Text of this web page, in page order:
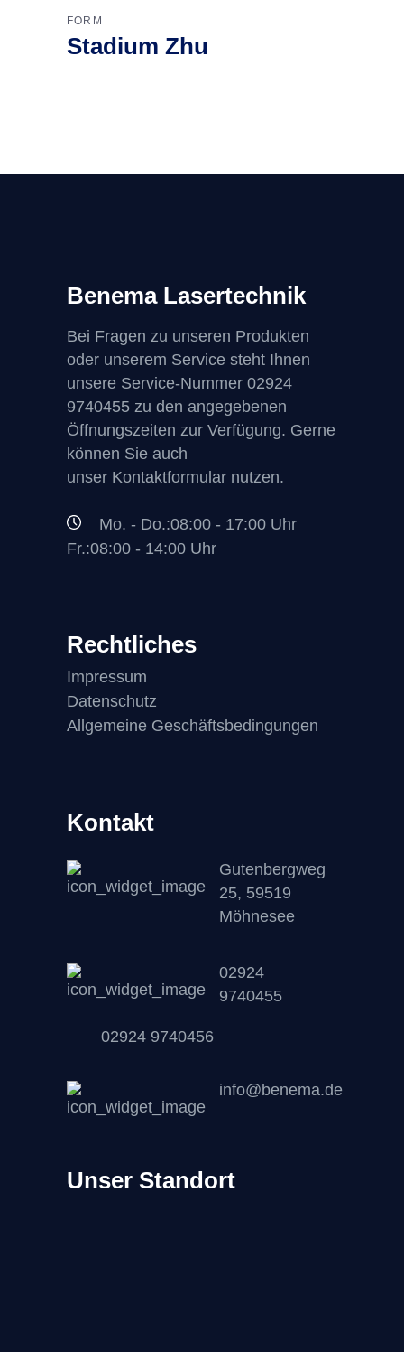
FORM
Stadium Zhu
Benema Lasertechnik
Bei Fragen zu unseren Produkten
oder unserem Service steht Ihnen
unsere Service-Nummer 02924
9740455 zu den angegebenen
Öffnungszeiten zur Verfügung. Gerne
können Sie auch
unser Kontaktformular nutzen.
Mo. - Do.:08:00 - 17:00 Uhr
Fr.:08:00 - 14:00 Uhr
Rechtliches
Impressum
Datenschutz
Allgemeine Geschäftsbedingungen
Kontakt
Gutenbergweg
25, 59519
Möhnesee
02924
9740455
02924 9740456
info@benema.de
Unser Standort